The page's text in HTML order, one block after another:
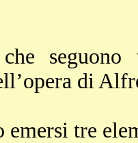
di
emersi tre